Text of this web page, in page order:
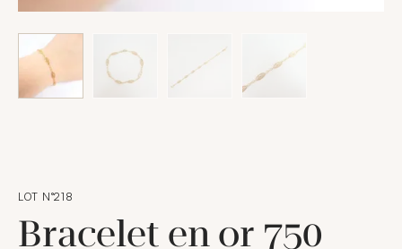
LOT N°218
Bracelet en or 750